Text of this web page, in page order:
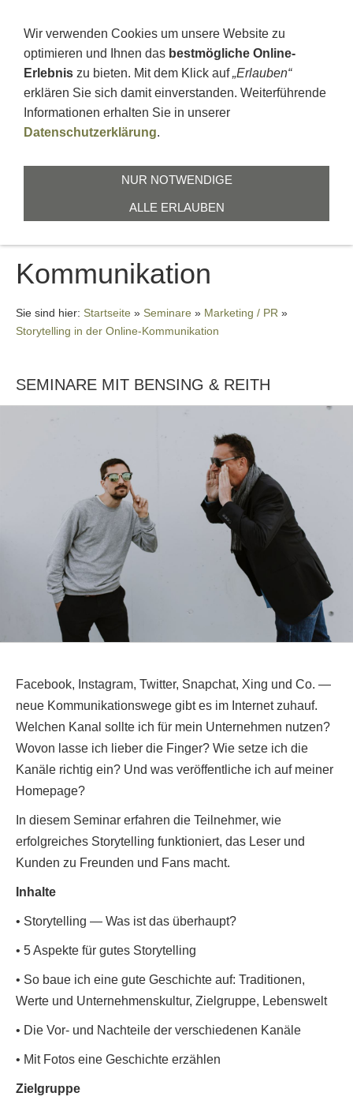
Storytelling in der Online-
Kommunikation
Sie sind hier: Startseite » Seminare » Marketing / PR »
Storytelling in der Online-Kommunikation
SEMINARE MIT BENSING & REITH
Facebook, Instagram, Twitter, Snapchat, Xing und Co. —
neue Kommunikationswege gibt es im Internet zuhauf.
Welchen Kanal sollte ich für mein Unternehmen nutzen?
Wovon lasse ich lieber die Finger? Wie setze ich die
Kanäle richtig ein? Und was veröffentliche ich auf meiner
Homepage?
In diesem Seminar erfahren die Teilnehmer, wie
erfolgreiches Storytelling funktioniert, das Leser und
Kunden zu Freunden und Fans macht.
Inhalte
• Storytelling — Was ist das überhaupt?
• 5 Aspekte für gutes Storytelling
• So baue ich eine gute Geschichte auf: Traditionen,
Werte und Unternehmenskultur, Zielgruppe, Lebenswelt
• Die Vor- und Nachteile der verschiedenen Kanäle
• Mit Fotos eine Geschichte erzählen
Zielgruppe
Wir verwenden Cookies um unsere Website zu
optimieren und Ihnen das bestmögliche Online-
Erlebnis zu bieten. Mit dem Klick auf„Erlauben“
erklären Sie sich damit einverstanden. Weiterführende
Informationen erhalten Sie in unserer
Datenschutzerklärung.
NUR NOTWENDIGE
ALLE ERLAUBEN